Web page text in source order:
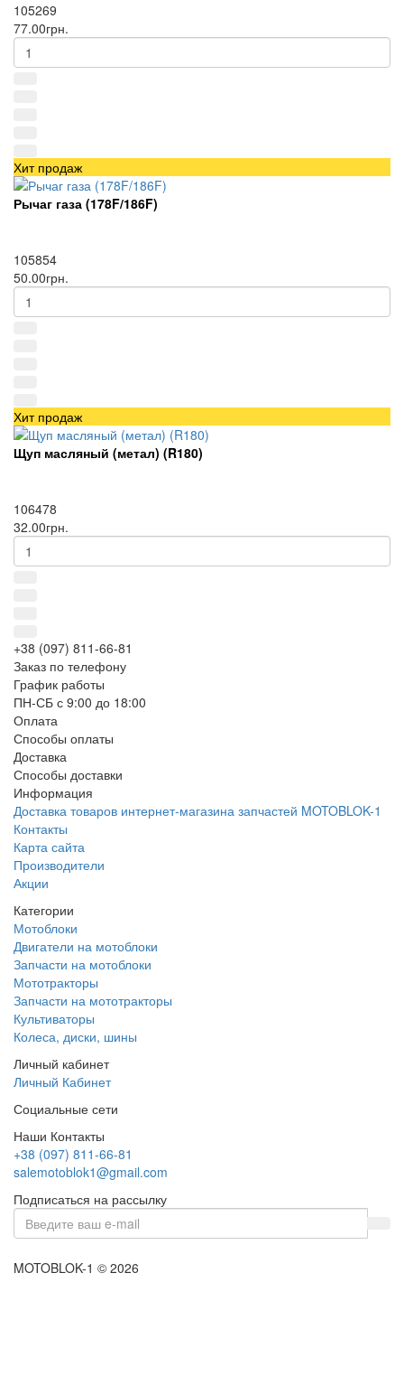
105269
77.00грн.
Хит продаж
Рычаг газа (178F/186F)
105854
50.00грн.
Хит продаж
Щуп масляный (метал) (R180)
106478
32.00грн.
+38 (097) 811-66-81
Заказ по телефону
График работы
ПН-СБ с 9:00 до 18:00
Оплата
Способы оплаты
Доставка
Способы доставки
Информация
Доставка товаров интернет-магазина запчастей MOTOBLOK-1
Контакты
Карта сайта
Производители
Акции
Категории
Мотоблоки
Двигатели на мотоблоки
Запчасти на мотоблоки
Мототракторы
Запчасти на мототракторы
Культиваторы
Колеса, диски, шины
Личный кабинет
Личный Кабинет
Социальные сети
Наши Контакты
+38 (097) 811-66-81
salemotoblok1@gmail.com
Подписаться на рассылку
MOTOBLOK-1 © 2026